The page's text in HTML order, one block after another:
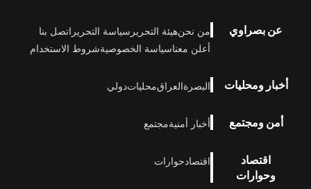
عن بصراوي من نحنهيئة التحرير سياسة التحرير اتصل بنا
أعلن معناسياسة الخصوصيةشروط الاستخدام
أخبار ومحليات البصرةالعراقمحلياتدولي
أمن ومجتمع أخبار أمنيةمجتمع
اقتصاد
وحوارات
اقتصادحوارات